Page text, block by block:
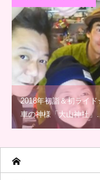
2018年初詣＆初ライ
車の神様「大山神社